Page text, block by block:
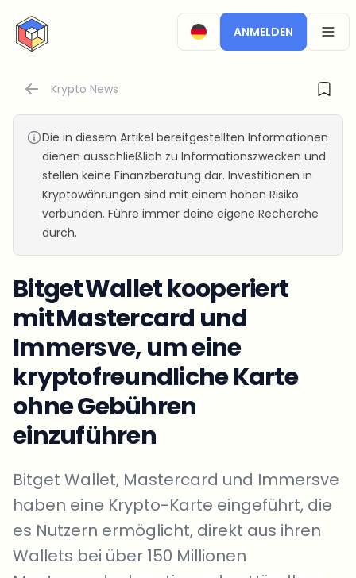
CryptoTicker
ANMELDEN
Krypto News
Die in diesem Artikel bereitgestellten Informationen
dienen ausschließlich zu Informationszwecken und
stellen keine Finanzberatung dar. Investitionen in
Kryptowährungen sind mit einem hohen Risiko
verbunden. Führe immer deine eigene Recherche
durch.
Bitget Wallet kooperiert
mit Mastercard und
Immersve, um eine
kryptofreundliche Karte
ohne Gebühren
einzuführen
Bitget Wallet, Mastercard und Immersve
haben eine Krypto-Karte eingeführt, die
es Nutzern ermöglicht, direkt aus ihren
Wallets bei über 150 Millionen